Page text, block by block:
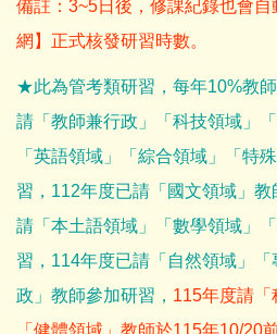
備註：3~5日後，修課紀錄也會
網】正式核發研習時數。
★此為管考類研習，每年10%教
請「教師兼行政」「科技領域」
「英語領域」「綜合領域」「特
習，112年度已請「國文領域」
請「本土語領域」「數學領域」
習，114年度已請「自然領域」
政」教師參加研習， 115年度請「
「健體領域」教師於115年10/20